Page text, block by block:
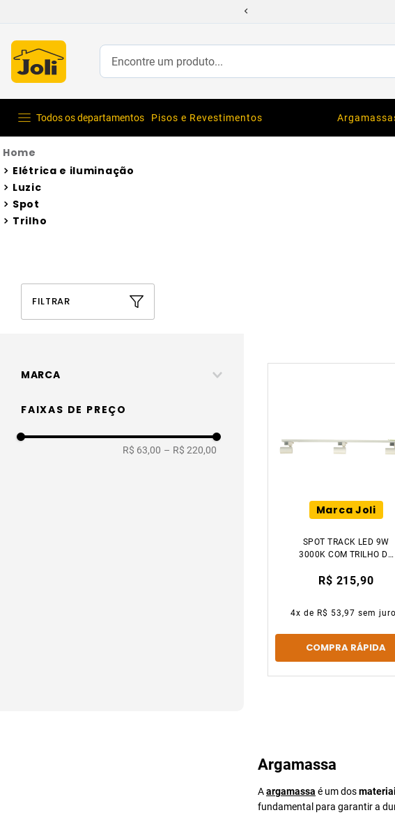
Encontre um produto...
Todos os departamentos Pisos e Revestimentos
Elétrica e iluminação
Luzic
Spot
Trilho
FILTRAR
MARCA
Luzic
FAIXAS DE PREÇO
R$ 63,00 – R$ 220,00
Marca Joli
SPOT TRACK LED 9W
3000K COM TRILHO DE
ELETRIFICADO DE 1M
R$ 215,90
4x de R$ 53,97 sem
COMPRA RÁPIDA
Argamassa
Aargamassa é um dos
fundamental para garantir a